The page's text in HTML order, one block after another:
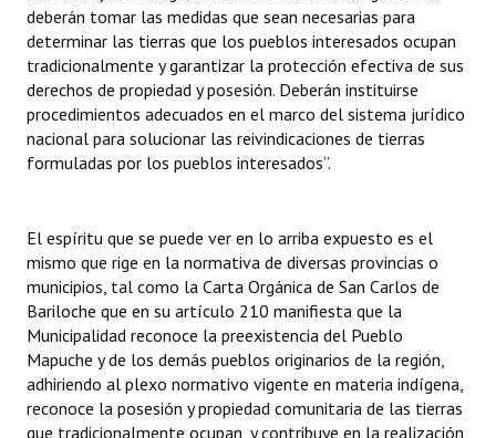
deberán tomar las medidas que sean necesarias para
determinar las tierras que los pueblos interesados ocupan
tradicionalmente y garantizar la protección efectiva de sus
derechos de propiedad y posesión. Deberán instituirse
procedimientos adecuados en el marco del sistema jurídico
nacional para solucionar las reivindicaciones de tierras
formuladas por los pueblos interesados”.
El espíritu que se puede ver en lo arriba expuesto es el
mismo que rige en la normativa de diversas provincias o
municipios, tal como la Carta Orgánica de San Carlos de
Bariloche que en su artículo 210 manifiesta que la
Municipalidad reconoce la preexistencia del Pueblo
Mapuche y de los demás pueblos originarios de la región,
adhiriendo al plexo normativo vigente en materia indígena,
reconoce la posesión y propiedad comunitaria de las tierras
que tradicionalmente ocupan, y contribuye en la realización